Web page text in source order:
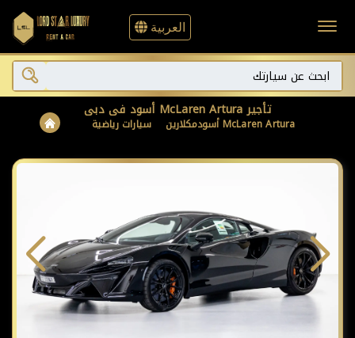
العربية
تأجير McLaren Artura أسود في دبي
سيارات رياضية مكلارين McLaren Artura أسود